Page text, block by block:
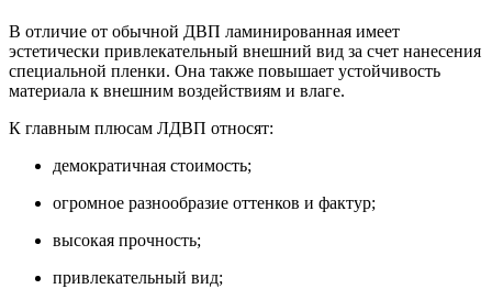
В отличие от обычной ДВП ламинированная имеет
эстетически привлекательный внешний вид за счет нанесения
специальной пленки. Она также повышает устойчивость
материала к внешним воздействиям и влаге.
К главным плюсам ЛДВП относят:
демократичная стоимость;
огромное разнообразие оттенков и фактур;
высокая прочность;
привлекательный вид;